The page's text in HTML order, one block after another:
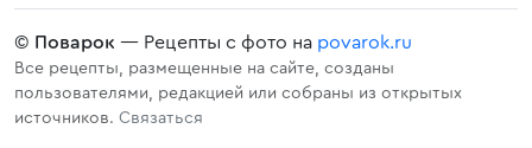
© Поварок — Рецепты с фото на povarok.ru
Все рецепты, размещенные на сайте, созданы
пользователями, редакцией или собраны из открытых
источников. Связаться